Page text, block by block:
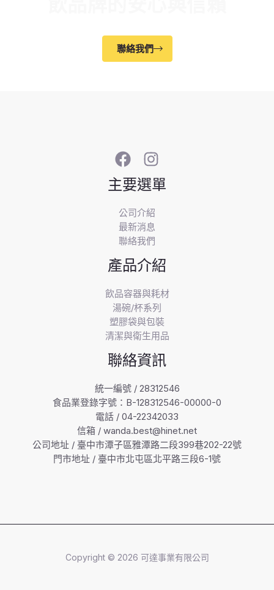
聯絡我們
主要選單
公司介紹
最新消息
聯絡我們
產品介紹
飲品容器與耗材
湯碗/杯系列
塑膠袋與包裝
清潔與衛生用品
聯絡資訊
統一編號 / 28312546
食品業登錄字號：B-128312546-00000-0
電話 / 04-22342033
信箱 / wanda.best@hinet.net
公司地址 / 臺中市潭子區雅潭路二段399巷202-22號
門市地址 / 臺中市北屯區北平路三段6-1號
Copyright © 2026 可達事業有限公司